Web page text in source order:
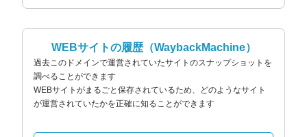
WEBサイトの履歴（WaybackMachine）
過去このドメインで運営されていたサイトのスナップショットを
調べることができます
WEBサイトがまるごと保存されているため、どのようなサイト
が運営されていたかを正確に知ることができます